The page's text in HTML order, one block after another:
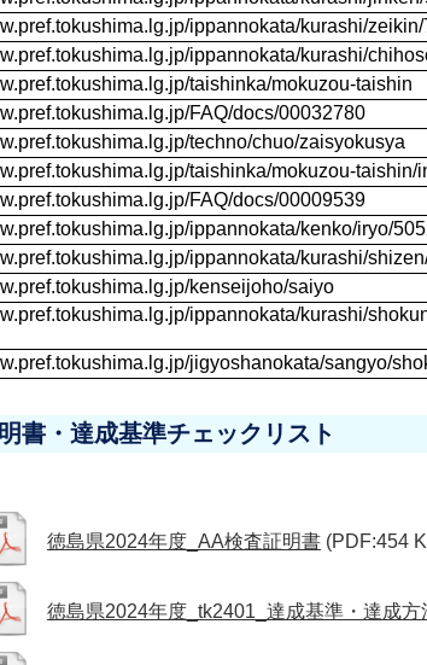
ippannokata/kurashi/
ippannokata/kurashi/
taishinka/mokuzou-taishin
FAQ/docs/00032780
techno/chuo/zaisyokusya
taishinka/mokuzou-taishin/
FAQ/docs/00009539
ippannokata/kenko/iryo/
ippannokata/kurashi/
kenseijoho/saiyo
ippannokata/kurashi/
jigyoshanokata/sangyo/
書・達成基準チェックリスト
徳島県2024年度_AA検査証明書 (PDF:454
徳島県2024年度_tk2401_達成基準・達成方